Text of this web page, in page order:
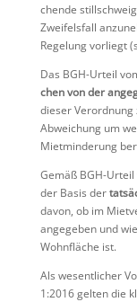
chende
Zweifels­fall
Regelung vorliegt
Das BGH-Urteil
chen von der
dieser Verord­nung
Abwei­chung um
Mietmin­de­rung
Gemäß BGH-
der Basis der
davon, ob im
angegeben und
Wohnfläche ist.
Als wesent­li­cher
1:2016 gelten die